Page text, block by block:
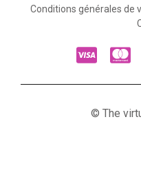
Conditions générales de
© The